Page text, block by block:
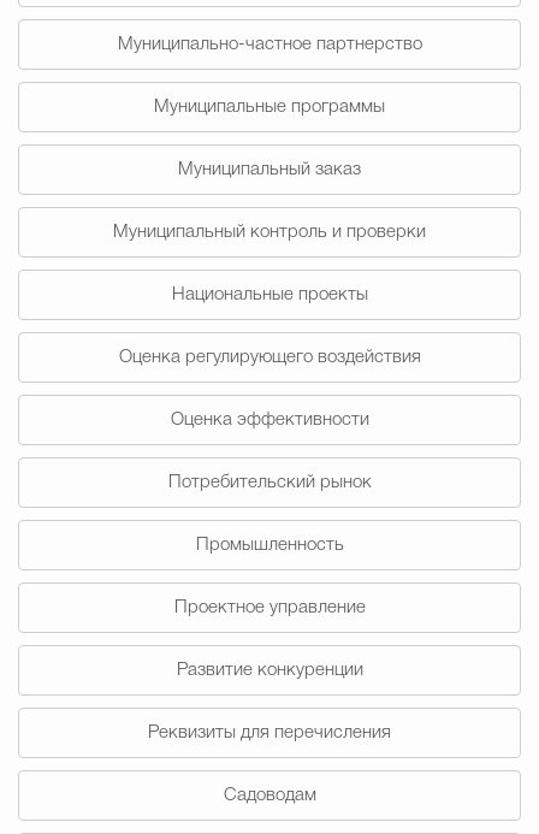
Избирательная
Гостям Городского
Градостроительство и
Государственные организации
Муниципально-частное партнерство
Муниципальные программы
Муниципальный заказ
Муниципальный контроль и проверки
Национальные проекты
Оценка регулирующего воздействия
Оценка эффективности
Потребительский рынок
Промышленность
Проектное управление
Развитие конкуренции
Реквизиты для перечисления
Садоводам